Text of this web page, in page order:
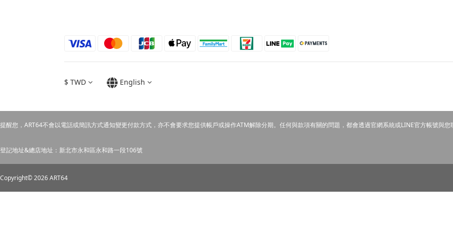
$ TWD English
提醒您，ART64不會以電話或簡訊方式通知變更付款方式，亦不會要求您提供帳戶或操作ATM解除分期。任何與款項有關的問題，都會透過官網系統或LINE官方帳號與您
登記地址&總店地址：新北市永和區永和路一段106號
Copyright© 2026 ART64